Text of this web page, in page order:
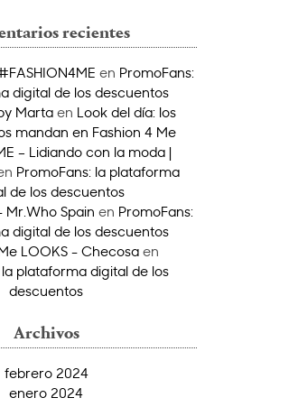
recientes
en PromoFans:
digital de los descuentos
Martaen Look del día: los
mandan en Fashion 4 Me
– Lidiando con la moda |
PromoFans: la plataforma
de los descuentos
Mr.Who Spain en PromoFans:
digital de los descuentos
LOOKS - Checosaen
la plataforma digital de los
descuentos
Archivos
febrero 2024
enero 2024